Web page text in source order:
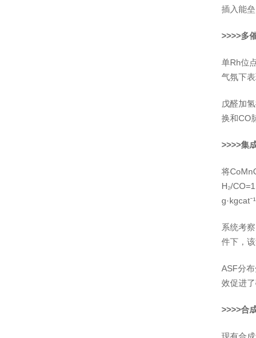
插入能
>>>>多
单Rh位
气氛下
戊醛加
换和CO
>>>>集
将
H₂/
系统考
件下，
ASF分
效促进
>>>>合